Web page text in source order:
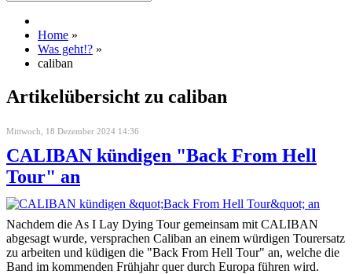
Home »
Was geht!? »
caliban
Artikelübersicht zu caliban
Mittwoch, 18 Dezember 2024 14:36
CALIBAN kündigen "Back From Hell
Tour" an
Nachdem die As I Lay Dying Tour gemeinsam mit CALIBAN
abgesagt wurde, versprachen Caliban an einem würdigen Tourersatz
zu arbeiten und küdigen die "Back From Hell Tour" an, welche die
Band im kommenden Frühjahr quer durch Europa führen wird.